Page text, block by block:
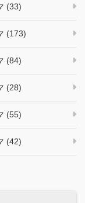
(33)
(173)
(84)
(28)
(55)
(42)